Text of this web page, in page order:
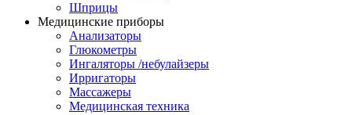
Шприцы
Медицинские приборы
Анализаторы
Глюкометры
Ингаляторы /небулайзеры
Ирригаторы
Массажеры
Медицинская техника